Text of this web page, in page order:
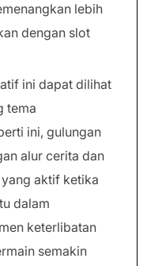
lebih
dengan slot
ini dapat dilihat
tema
ini, gulungan
alur cerita dan
aktif ketika
dalam
keterlibatan
semakin